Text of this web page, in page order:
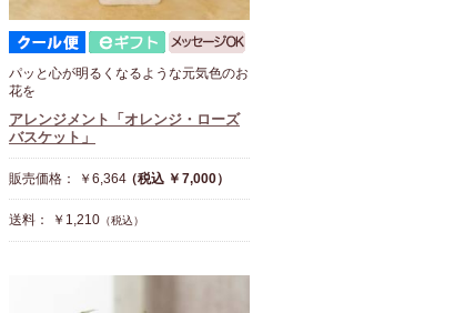
パッと心が明るくなるような元気色のお
花を
アレンジメント「オレンジ・ローズ
バスケット」
販売価格： ￥6,364（税込 ￥7,000）
送料： ￥1,210 （税込）